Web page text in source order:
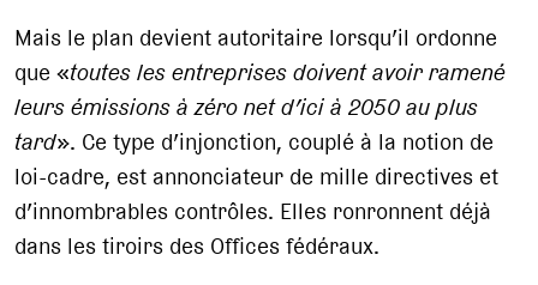
Mais le plan devient autoritaire lorsqu’il ordonne
que «toutes les entreprises doivent avoir ramené
leurs émissions à zéro net d’ici à 2050 au plus
tard». Ce type d’injonction, couplé à la notion de
loi-cadre, est annonciateur de mille directives et
d’innombrables contrôles. Elles ronronnent déjà
dans les tiroirs des Offices fédéraux.